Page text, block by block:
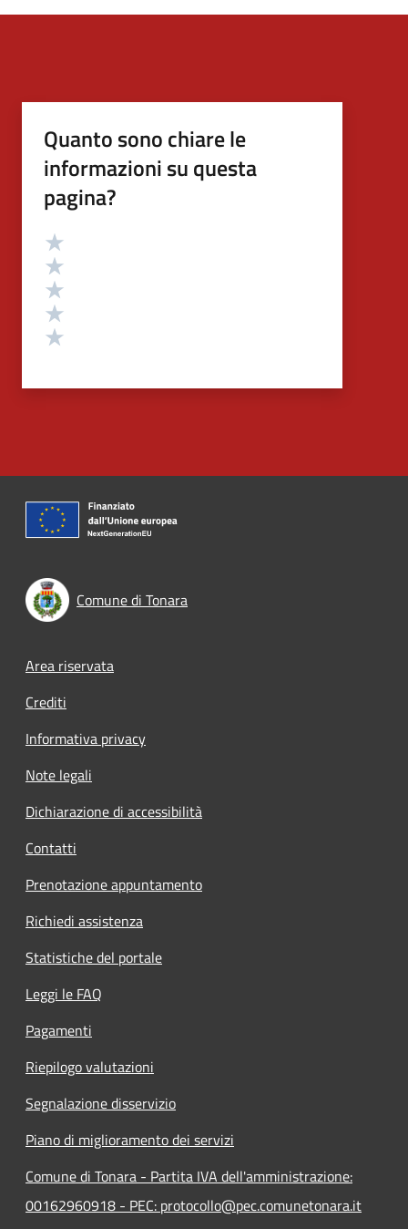
Quanto sono chiare le
informazioni su questa
pagina?
Valutazione
Comune di Tonara
Footer menu
Area riservata
Crediti
Informativa privacy
Note legali
Dichiarazione di accessibilità
Contatti
Prenotazione appuntamento
Richiedi assistenza
Statistiche del portale
Leggi le FAQ
Pagamenti
Riepilogo valutazioni
Segnalazione disservizio
Piano di miglioramento dei servizi
Comune di Tonara - Partita IVA dell'amministrazione:
00162960918 - PEC: protocollo@pec.comunetonara.it